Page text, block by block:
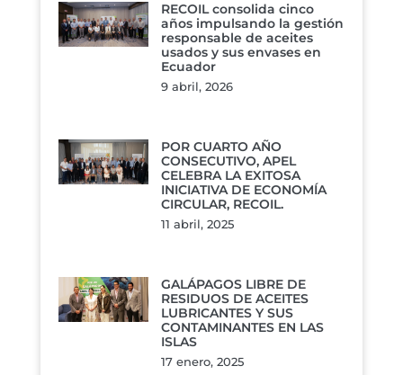
RECOIL consolida cinco
años impulsando la gestión
responsable de aceites
usados y sus envases en
Ecuador
9 abril, 2026
POR CUARTO AÑO
CONSECUTIVO, APEL
CELEBRA LA EXITOSA
INICIATIVA DE ECONOMÍA
CIRCULAR, RECOIL.
11 abril, 2025
GALÁPAGOS LIBRE DE
RESIDUOS DE ACEITES
LUBRICANTES Y SUS
CONTAMINANTES EN LAS
ISLAS
17 enero, 2025